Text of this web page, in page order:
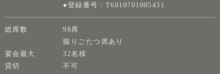
●登録番号：T6010701005431
総席数
98席
掘りごたつ席あり
宴会最大
32名様
貸切
不可